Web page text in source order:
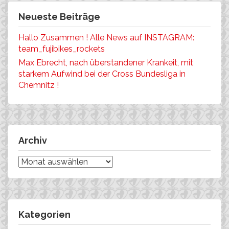
Neueste Beiträge
Hallo Zusammen ! Alle News auf INSTAGRAM:
team_fujibikes_rockets
Max Ebrecht, nach überstandener Krankeit, mit
starkem Aufwind bei der Cross Bundesliga in
Chemnitz !
Archiv
Archiv
Kategorien